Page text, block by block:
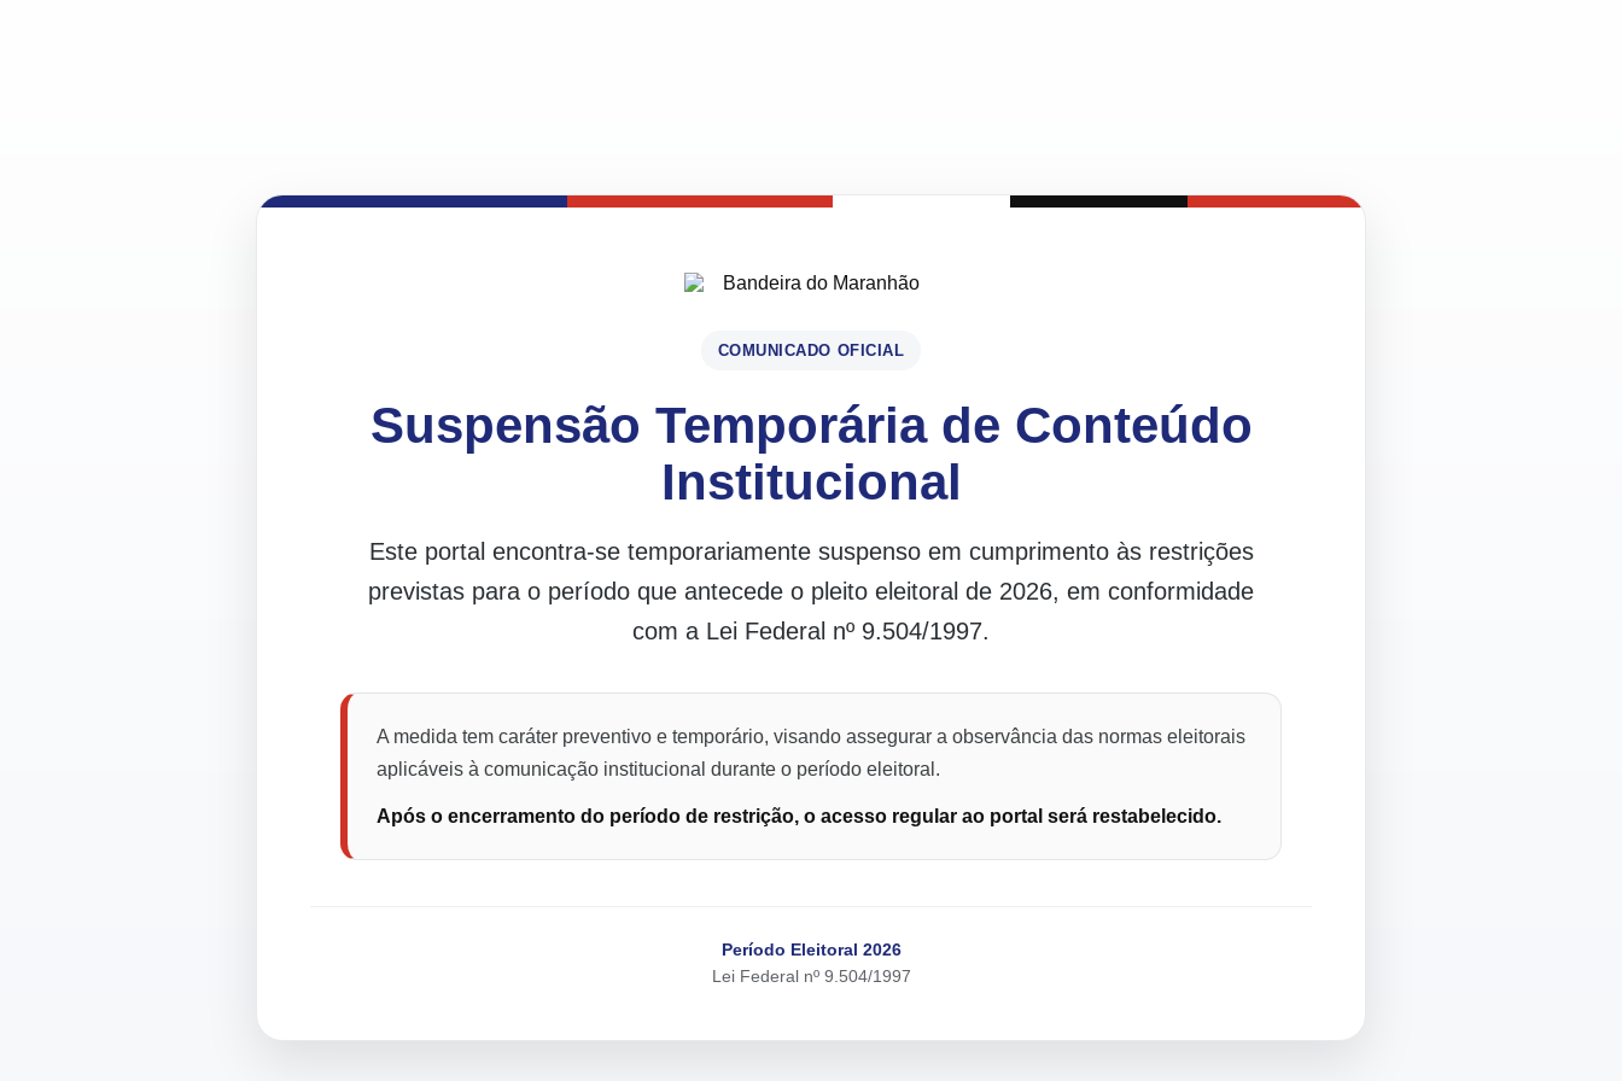
COMUNICADO OFICIAL
Suspensão Temporária de Conteúdo
Institucional
Este portal encontra-se temporariamente suspenso em cumprimento às restrições
previstas para o período que antecede o pleito eleitoral de 2026, em conformidade
com a Lei Federal nº 9.504/1997.
A medida tem caráter preventivo e temporário, visando assegurar a observância das normas eleitorais
aplicáveis à comunicação institucional durante o período eleitoral.
Após o encerramento do período de restrição, o acesso regular ao portal será restabelecido.
Período Eleitoral 2026
Lei Federal nº 9.504/1997